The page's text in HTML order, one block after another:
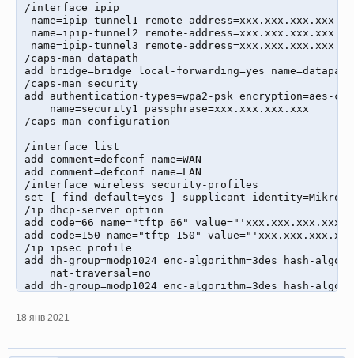
/interface ipip
name=ipip-tunnel1 remote-address=xxx.xxx.xxx.xxx
name=ipip-tunnel2 remote-address=xxx.xxx.xxx.xxx
name=ipip-tunnel3 remote-address=xxx.xxx.xxx.xxx
/caps-man datapath
add bridge=bridge local-forwarding=yes
/caps-man security
add authentication-types=wpa2-psk encryption=aes-
    name=security1 passphrase=xxx.xxx.xxx.xxx
/caps-man configuration
/interface list
add comment=defconf name=WAN
add comment=defconf name=LAN
/interface wireless security-profiles
set [ find default=yes ] supplicant-
/ip dhcp-server option
add code=66 name="tftp 66" value="'xxx.xxx.xxx.xxx'"
add code=150 name="tftp 150"
/ip ipsec profile
add dh-group=modp1024 enc-algorithm=3des hash-
    nat-traversal=no
add dh-group=modp1024 enc-algorithm=3des hash-
add address=xxx.xxx.xxx.xxx/32 name=peer1
add address=xxx.xxx.xxx.xxx/32 name=peer2
18 янв 2021